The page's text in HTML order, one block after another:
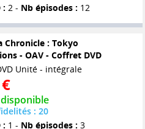
: 2 - Nb épisodes : 12
Chronicle : Tokyo
- OAV - Coffret DVD
Unité - intégrale
: 20
: 1 - Nb épisodes : 3